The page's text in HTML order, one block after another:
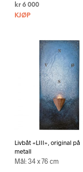
kr 6 000
KJØP
Livbåt «LIII», original på
metall
Mål: 34 x 76 cm